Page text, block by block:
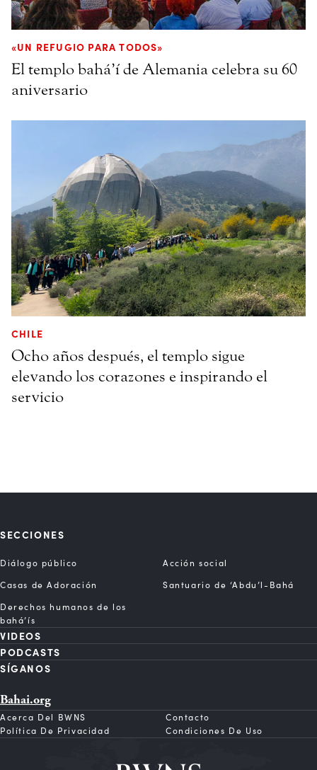
«UN REFUGIO PARA TODOS»
El templo bahá’í de Alemania celebra su 60
aniversario
CHILE
Ocho años después, el templo sigue
elevando los corazones e inspirando el
servicio
SECCIONES
Diálogo público
Acción social
Casas de Adoración
Santuario de ‘Abdu’l-Bahá
Derechos humanos de los
bahá’ís
VIDEOS
PODCASTS
SÍGANOS
Bahai.org
Acerca Del BWNS
Contacto
Política De Privacidad
Condiciones De Uso